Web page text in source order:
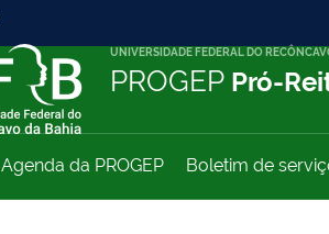
UNIVERSIDADE FEDERAL DO
PROGEP Pró-
Agenda da PROGEP Boletim de